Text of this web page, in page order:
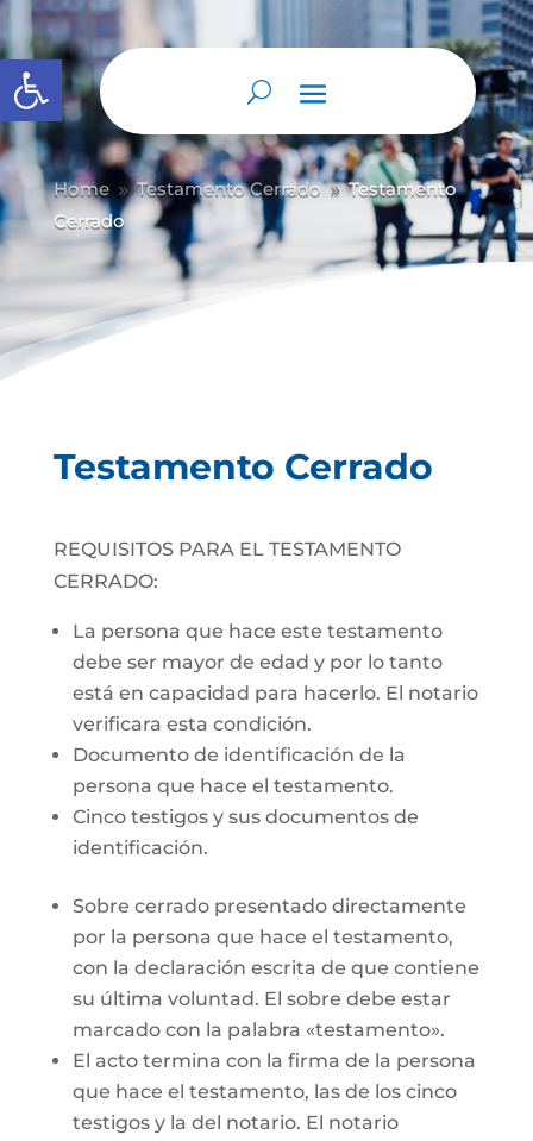
Abrir barra de herramientas
Home 9 Testamento Cerrado 9 Testamento
Cerrado
Testamento Cerrado
REQUISITOS PARA EL TESTAMENTO
CERRADO:
La persona que hace este testamento
debe ser mayor de edad y por lo tanto
está en capacidad para hacerlo. El notario
verificara esta condición.
Documento de identificación de la
persona que hace el testamento.
Cinco testigos y sus documentos de
identificación.
Sobre cerrado presentado directamente
por la persona que hace el testamento,
con la declaración escrita de que contiene
su última voluntad. El sobre debe estar
marcado con la palabra «testamento».
El acto termina con la firma de la persona
que hace el testamento, las de los cinco
testigos y la del notario. El notario